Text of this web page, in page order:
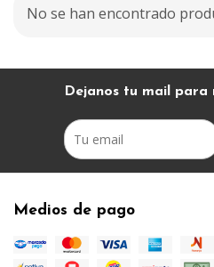
No se han encontrado
Dejanos tu mail para
Medios de pago